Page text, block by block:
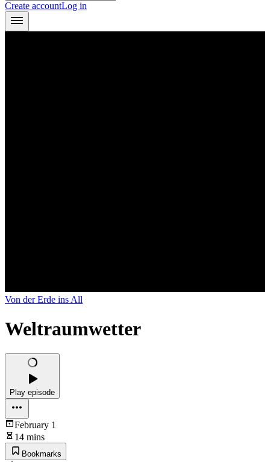
Create accountLog in
Von der Erde ins All
Weltraumwetter
Play episode
February 1
14 mins
Bookmarks